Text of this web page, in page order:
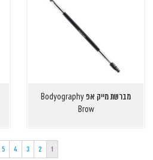
מברשת מייק אפ Bodyography
Brow
1
2
3
4
5